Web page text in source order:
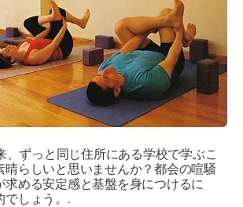
、ずっと同じ住所にある学校で学ぶこ
晴らしいと思いませんか？都会の喧騒
求める安定感と基盤を身につけるに
でしょう。.